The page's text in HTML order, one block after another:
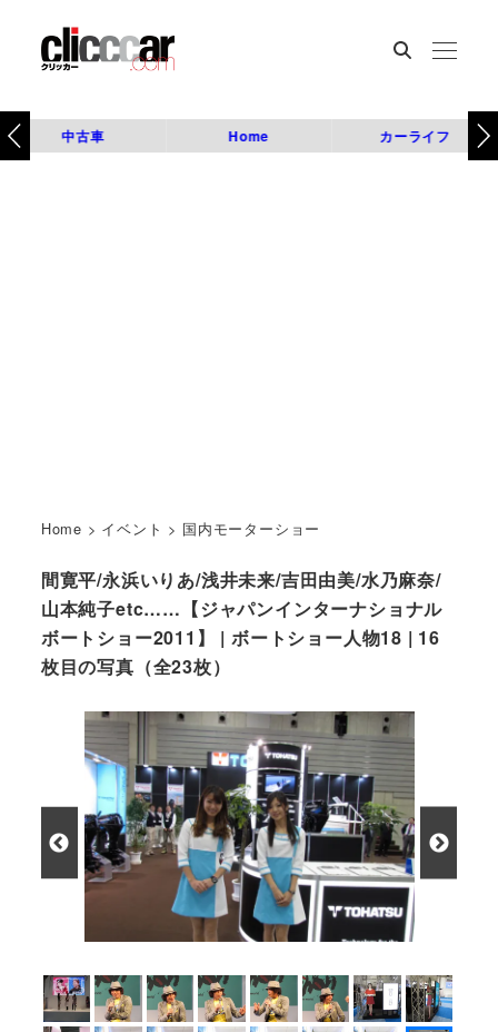
中古車 Home カーライフ
Home > イベント > 国内モーターショー
間寛平/永浜いりあ/浅井未来/吉田由美/水乃麻奈/
山本純子etc……【ジャパンインターナショナル
ボートショー2011】 | ボートショー人物18 | 16
枚目の写真（全23枚）